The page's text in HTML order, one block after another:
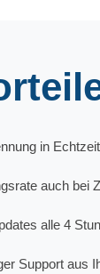
in
auch bei
alle 4
Support aus